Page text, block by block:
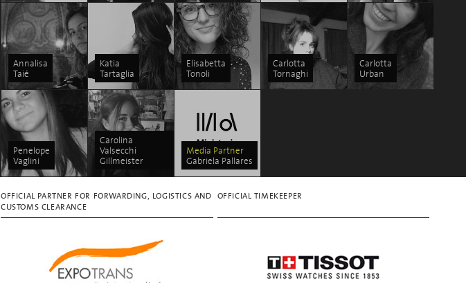
Annalisa
Taié
Katia
Tartaglia
Elisabetta
Tonoli
Carlotta
Tornaghi
Carlotta
Urban
Penelope
Vaglini
Carolina
Valsecchi
Gillmeister
Media Partner
Gabriela Pallares
OFFICIAL PARTNER FOR FORWARDING, LOGISTICS AND
CUSTOMS CLEARANCE
OFFICIAL TIMEKEEPER